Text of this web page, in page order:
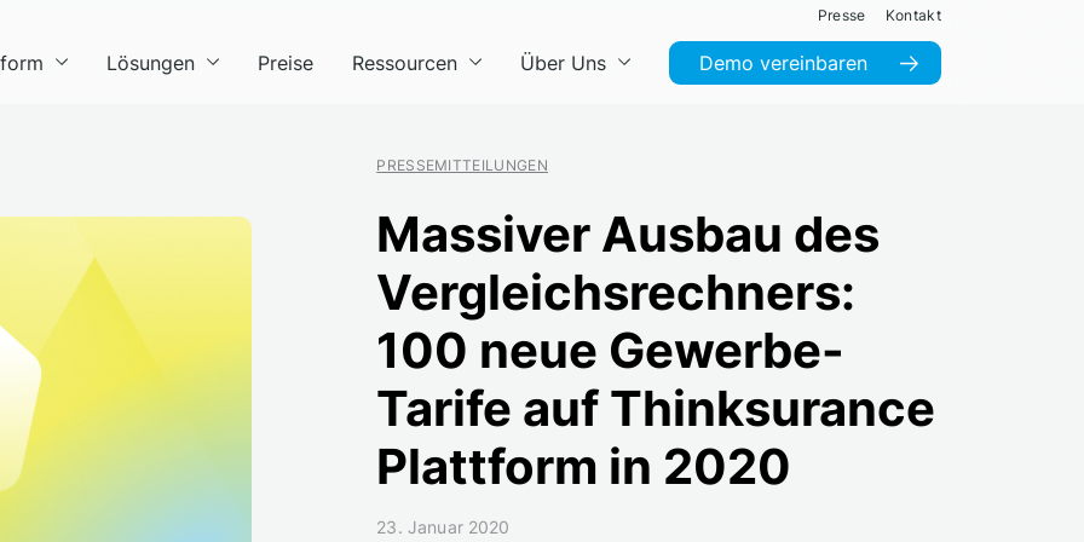
Presse Kontakt
Lösungen Preise Ressourcen Über Uns Demo vereinbaren
PRESSEMITTEILUNGEN
Massiver Ausbau des
Vergleichsrechners:
100 neue Gewerbe-
Tarife auf Thinksurance
Plattform in 2020
23. Januar 2020